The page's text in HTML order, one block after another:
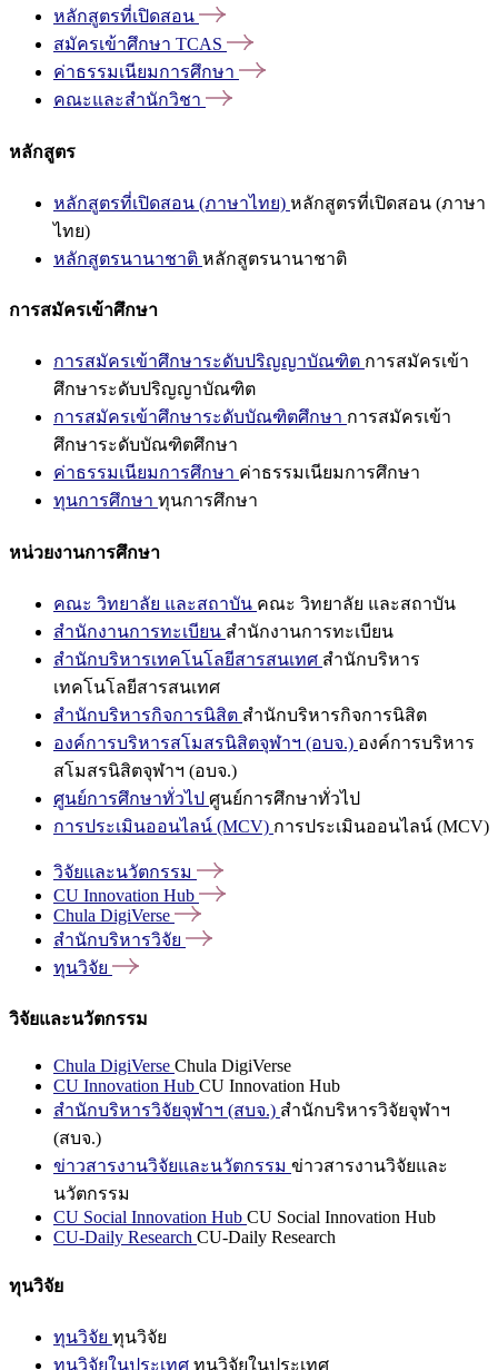
หลักสูตรที่เปิดสอน
สมัครเข้าศึกษา TCAS
ค่าธรรมเนียมการศึกษา
คณะและสำนักวิชา
หลักสูตร
หลักสูตรที่เปิดสอน (ภาษาไทย) หลักสูตรที่เปิดสอน (ภาษา
ไทย)
หลักสูตรนานาชาติ หลักสูตรนานาชาติ
การสมัครเข้าศึกษา
การสมัครเข้าศึกษาระดับปริญญาบัณฑิต การสมัครเข้า
ศึกษาระดับปริญญาบัณฑิต
การสมัครเข้าศึกษาระดับบัณฑิตศึกษา การสมัครเข้า
ศึกษาระดับบัณฑิตศึกษา
ค่าธรรมเนียมการศึกษา ค่าธรรมเนียมการศึกษา
ทุนการศึกษา ทุนการศึกษา
หน่วยงานการศึกษา
คณะ วิทยาลัย และสถาบัน คณะ วิทยาลัย และสถาบัน
สำนักงานการทะเบียน สำนักงานการทะเบียน
สำนักบริหารเทคโนโลยีสารสนเทศ สำนักบริหาร
เทคโนโลยีสารสนเทศ
สำนักบริหารกิจการนิสิต สำนักบริหารกิจการนิสิต
องค์การบริหารสโมสรนิสิตจุฬาฯ (อบจ.) องค์การบริหาร
สโมสรนิสิตจุฬาฯ (อบจ.)
ศูนย์การศึกษาทั่วไป ศูนย์การศึกษาทั่วไป
การประเมินออนไลน์ (MCV) การประเมินออนไลน์ (MCV)
วิจัยและนวัตกรรม
CU Innovation Hub
Chula DigiVerse
สำนักบริหารวิจัย
ทุนวิจัย
วิจัยและนวัตกรรม
Chula DigiVerse Chula DigiVerse
CU Innovation Hub CU Innovation Hub
สำนักบริหารวิจัยจุฬาฯ (สบจ.) สำนักบริหารวิจัยจุฬาฯ
(สบจ.)
ข่าวสารงานวิจัยและนวัตกรรม ข่าวสารงานวิจัยและ
นวัตกรรม
CU Social Innovation Hub CU Social Innovation Hub
CU-Daily Research CU-Daily Research
ทุนวิจัย
ทุนวิจัย ทุนวิจัย
ทุนวิจัยในประเทศ ทุนวิจัยในประเทศ